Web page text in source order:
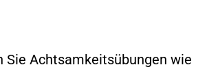
Sie Achtsamkeitsübungen wie